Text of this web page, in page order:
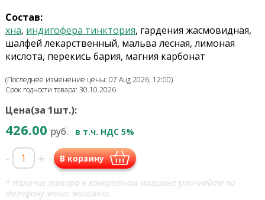
Состав:
хна, индигофера тинктория, гардения жасмовидная,
шалфей лекарственный, мальва лесная, лимоная
кислота, перекись бария, магния карбонат
(Последнее изменение цены: 07 Aug 2026, 12:00)
Срок годности товара: 30.10.2026
Цена(за 1шт.):
426.00 руб. в т.ч. НДС 5%
- + В корзину
* Наличие товара в конкретном магазине уточняйте по
телефону этого магазина.